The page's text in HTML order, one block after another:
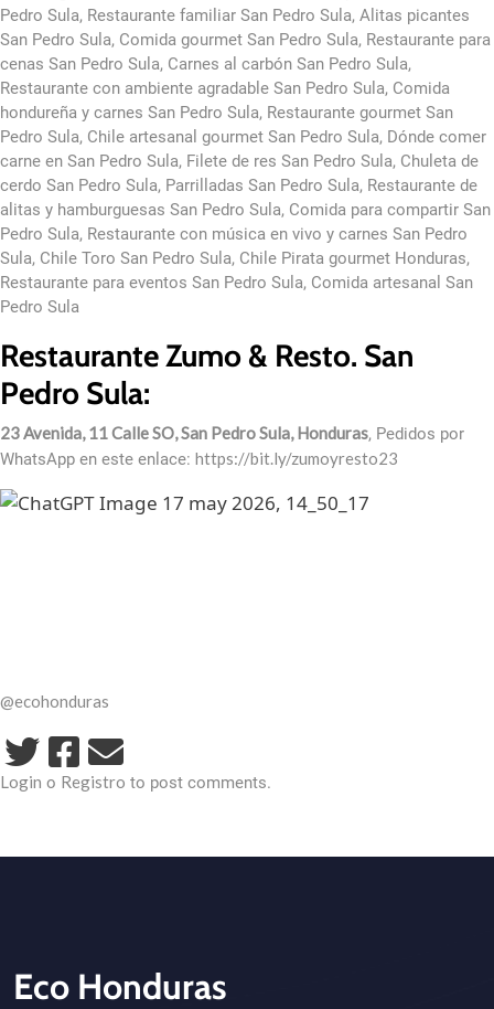
Pedro Sula, Restaurante familiar San Pedro Sula, Alitas picantes
San Pedro Sula, Comida gourmet San Pedro Sula, Restaurante para
cenas San Pedro Sula, Carnes al carbón San Pedro Sula,
Restaurante con ambiente agradable San Pedro Sula, Comida
hondureña y carnes San Pedro Sula, Restaurante gourmet San
Pedro Sula, Chile artesanal gourmet San Pedro Sula, Dónde comer
carne en San Pedro Sula, Filete de res San Pedro Sula, Chuleta de
cerdo San Pedro Sula, Parrilladas San Pedro Sula, Restaurante de
alitas y hamburguesas San Pedro Sula, Comida para compartir San
Pedro Sula, Restaurante con música en vivo y carnes San Pedro
Sula, Chile Toro San Pedro Sula, Chile Pirata gourmet Honduras,
Restaurante para eventos San Pedro Sula, Comida artesanal San
Pedro Sula
Restaurante Zumo & Resto. San
Pedro Sula:
23 Avenida, 11 Calle SO, San Pedro Sula, Honduras, Pedidos por
WhatsApp en este enlace: https://bit.ly/zumoyresto23
@ecohonduras
Login o Registro to post comments.
CTA - Footer
Eco Honduras